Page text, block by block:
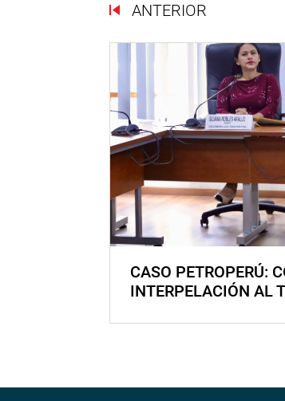
ANTERIOR
CASO PETROPERÚ:
INTERPELACIÓN AL